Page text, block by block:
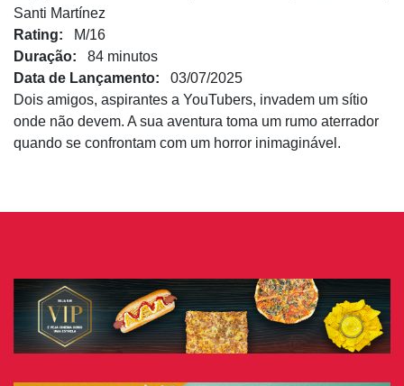
Santi Martínez
Rating:
M/16
Duração:
84 minutos
Data de Lançamento:
03/07/2025
Dois amigos, aspirantes a YouTubers, invadem um sítio
onde não devem. A sua aventura toma um rumo aterrador
quando se confrontam com um horror inimaginável.